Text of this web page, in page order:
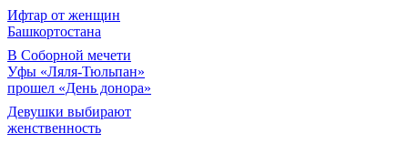
Ифтар от женщин
Башкортостана
В Соборной мечети
Уфы «Ляля-Тюльпан»
прошел «День донора»
Девушки выбирают
женственность